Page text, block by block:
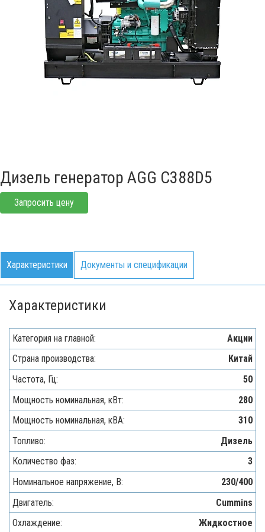
Дизель генератор AGG C388D5
Запросить цену
Характеристики Документы и спецификации
Характеристики
Категория на главной:
Акции
Страна производства:
Китай
Частота, Гц:
50
Мощность номинальная, кВт:
280
Мощность номинальная, кВА:
310
Топливо:
Дизель
Количество фаз:
3
Номинальное напряжение, В:
230/400
Двигатель:
Cummins
Охлаждение:
Жидкостное